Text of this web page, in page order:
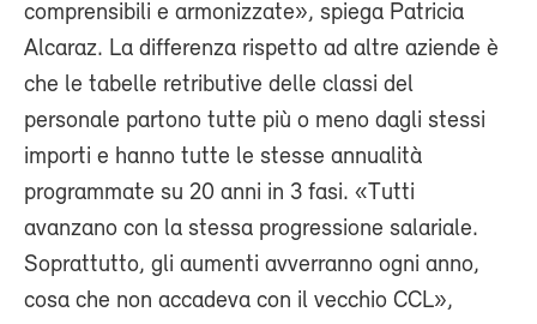
comprensibili e armonizzate», spiega Patricia
Alcaraz. La differenza rispetto ad altre aziende è
che le tabelle retributive delle classi del
personale partono tutte più o meno dagli stessi
importi e hanno tutte le stesse annualità
programmate su 20 anni in 3 fasi. «Tutti
avanzano con la stessa progressione salariale.
Soprattutto, gli aumenti avverranno ogni anno,
cosa che non accadeva con il vecchio CCL»,